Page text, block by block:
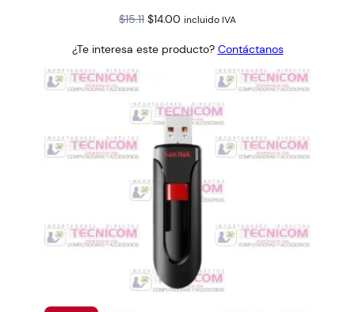
$15.11 Original
was:
$14.00 Current
is:
incluido IVA
¿Te interesa este producto? Contáctanos